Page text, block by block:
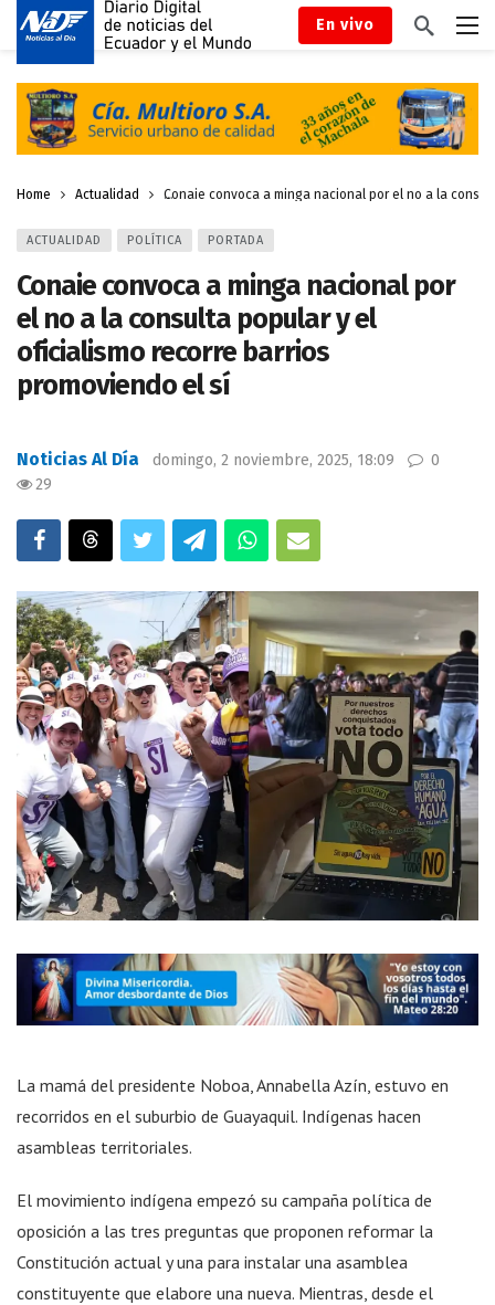
En vivo
Home Actualidad Conaie convoca a minga nacional por el no a la
ACTUALIDAD POLÍTICA PORTADA
Conaie convoca a minga nacional por
el no a la consulta popular y el
oficialismo recorre barrios
promoviendo el sí
Noticias Al Día domingo, 2 noviembre, 2025, 18:09
0
29
La mamá del presidente Noboa, Annabella Azín, estuvo en
recorridos en el suburbio de Guayaquil. Indígenas hacen
asambleas territoriales.
El movimiento indígena empezó su campaña política de
oposición a las tres preguntas que proponen reformar la
Constitución actual y una para instalar una asamblea
constituyente que elabore una nueva. Mientras, desde el